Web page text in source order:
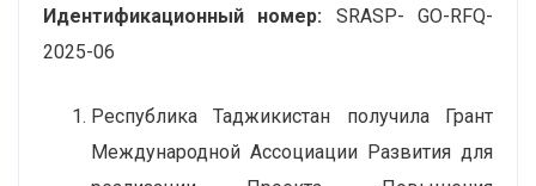
Идентификационный номер: SRASP- GO-RFQ-
2025-06
Республика Таджикистан получила Грант
Международной Ассоциации Развития для